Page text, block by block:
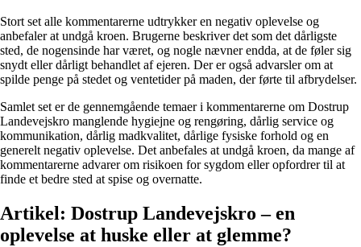
Stort set alle kommentarerne udtrykker en negativ oplevelse og
anbefaler at undgå kroen. Brugerne beskriver det som det dårligste
sted, de nogensinde har været, og nogle nævner endda, at de føler sig
snydt eller dårligt behandlet af ejeren. Der er også advarsler om at
spilde penge på stedet og ventetider på maden, der førte til afbrydelser.
Samlet set er de gennemgående temaer i kommentarerne om Dostrup
Landevejskro manglende hygiejne og rengøring, dårlig service og
kommunikation, dårlig madkvalitet, dårlige fysiske forhold og en
generelt negativ oplevelse. Det anbefales at undgå kroen, da mange af
kommentarerne advarer om risikoen for sygdom eller opfordrer til at
finde et bedre sted at spise og overnatte.
Artikel: Dostrup Landevejskro – en
oplevelse at huske eller at glemme?